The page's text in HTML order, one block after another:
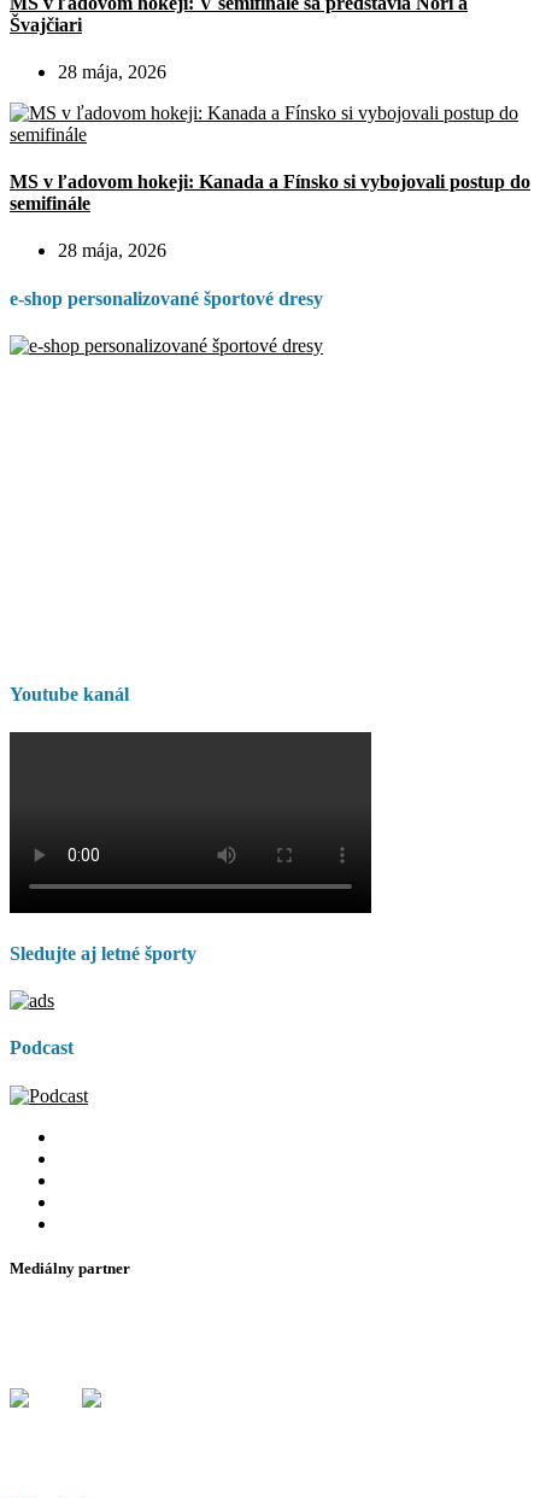
Švajčiari
28 mája, 2026
MS v ľadovom hokeji: Kanada a Fínsko si vybojovali postup do
semifinále
28 mája, 2026
e-shop personalizované športové dresy
Youtube kanál
Sledujte aj letné športy
Podcast
Mediálny partner